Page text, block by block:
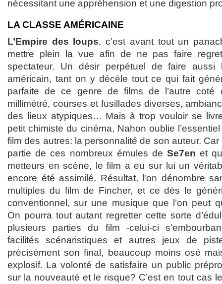
nécessitant une appréhension et une digestion
LA CLASSE AMÉRICAINE
L’Empire des loups, c’est avant tout un
mettre plein la vue afin de ne pas faire
spectateur. Un désir perpétuel de faire aussi
américain, tant on y décèle tout ce qui fait
parfaite de ce genre de films de l’autre coté
millimétré, courses et fusillades diverses,
des lieux atypiques… Mais à trop vouloir se
petit chimiste du cinéma, Nahon oublie
film des autres: la personnalité de son auteur. Car
partie de ces nombreux émules deSe7en et
metteurs en scène, le film a eu sur lui un
encore été assimilé. Résultat, l'on dénombre
multiples du film de Fincher, et ce dès le
conventionnel, sur une musique que l’on peut
On pourra tout autant regretter cette sorte
plusieurs parties du film -celui-ci
facilités scénaristiques et autres jeux de
précisément son final, beaucoup moins osé
explosif. La volonté de satisfaire un public
sur la nouveauté et le risque? C’est en tout cas